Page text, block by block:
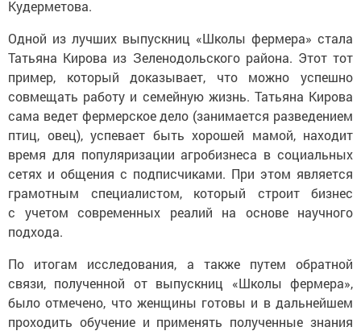
Кудерметова.
Одной из лучших выпускниц «Школы фермера» стала
Татьяна Кирова из Зеленодольского района. Этот тот
пример, который доказывает, что можно успешно
совмещать работу и семейную жизнь. Татьяна Кирова
сама ведет фермерское дело (занимается разведением
птиц, овец), успевает быть хорошей мамой, находит
время для популяризации агробизнеса в социальных
сетях и общения с подписчиками. При этом является
грамотным специалистом, который строит бизнес
с учетом современных реалий на основе научного
подхода.
По итогам исследования, а также путем обратной
связи, полученной от выпускниц «Школы фермера»,
было отмечено, что женщины готовы и в дальнейшем
проходить обучение и применять полученные знания